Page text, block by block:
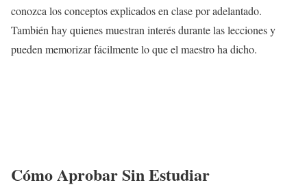
conozca los conceptos explicados en clase por adelantado.
También hay quienes muestran interés durante las lecciones y
pueden memorizar fácilmente lo que el maestro ha dicho.
Cómo Aprobar Sin Estudiar